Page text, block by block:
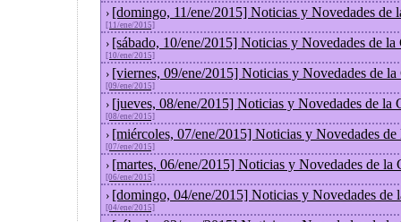
› [domingo, 11/ene/2015] Noticias y Novedades de
[11/ene/2015]
› [sábado, 10/ene/2015] Noticias y Novedades de la
[10/ene/2015]
› [viernes, 09/ene/2015] Noticias y Novedades de
[09/ene/2015]
› [jueves, 08/ene/2015] Noticias y Novedades de la
[08/ene/2015]
› [miércoles, 07/ene/2015] Noticias y Novedades
[07/ene/2015]
› [martes, 06/ene/2015] Noticias y Novedades de la
[06/ene/2015]
› [domingo, 04/ene/2015] Noticias y Novedades de
[04/ene/2015]